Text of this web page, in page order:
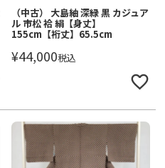
（中古） 大島紬 深緑 黒 カジュア
ル 市松 袷 絹【身丈】
155cm【裄丈】65.5cm
¥44,000税込